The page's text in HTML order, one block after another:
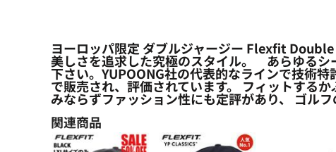
ヨーロッパ限定 ダブルジャージー Flexfit
美しさを追求した究極のスタイル。 あらゆるシ
下さい。YUPOONG社の代表的なラインで技術
で販売され、評価されています。 フィットする
みならずファッション性にも定評があり、 ゴル
関連商品